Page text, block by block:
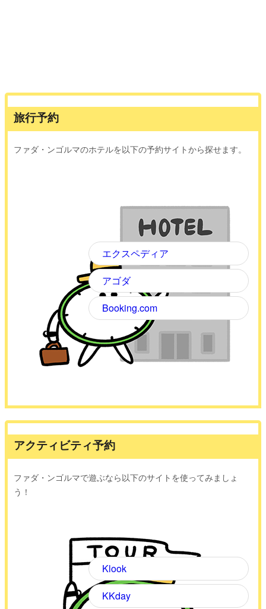
旅行予約
ファダ・ンゴルマのホテルを以下の予約サイトから探せます。
エクスペディア
アゴダ
Booking.com
アクティビティ予約
ファダ・ンゴルマで遊ぶなら以下のサイトを使ってみましょ
う！
Klook
KKday